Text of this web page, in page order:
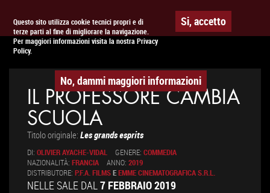
Questo sito utilizza cookie tecnici propri e di
terze parti al fine di migliorare la navigazione.
Per maggiori informazioni visita la nostra Privacy
Policy.
Si, accetto
No, dammi maggiori informazioni
APPUNTAMENTO AL CINEMA
IL PROFESSORE CAMBIA
SCUOLA
Titolo originale: Les grands esprits
DI: OLIVIER AYACHE-VIDAL GENERE: COMMEDIA
NAZIONALITÀ: FRANCIA ANNO: 2019
DISTRIBUTORE: P.F.A. FILMSEEMME CINEMATOGRAFICA S.R.L.
NELLE SALE DAL7 FEBBRAIO 2019